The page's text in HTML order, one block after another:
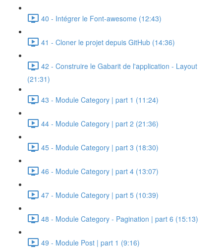
40 - Intégrer le Font-awesome (12:43)
41 - Cloner le projet depuis GitHub (14:36)
42 - Construire le Gabarit de l'application - Layout
(21:31)
43 - Module Category | part 1 (11:24)
44 - Module Category | part 2 (21:36)
45 - Module Category | part 3 (18:30)
46 - Module Category | part 4 (13:07)
47 - Module Category | part 5 (10:39)
48 - Module Category - Pagination | part 6 (15:13)
49 - Module Post | part 1 (9:16)